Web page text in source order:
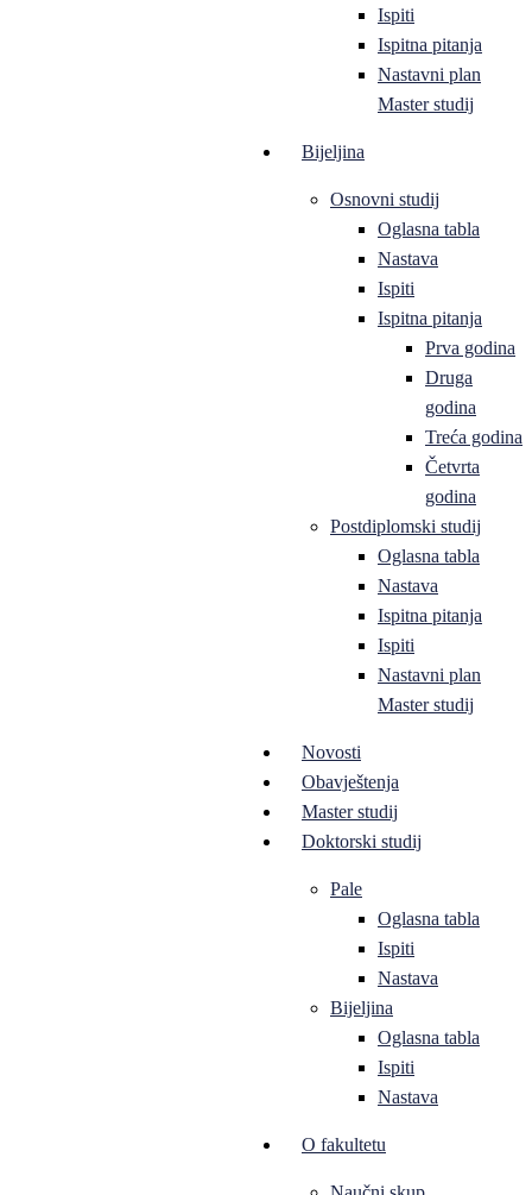
Ispiti
Ispitna pitanja
Nastavni plan
Master studij
Bijeljina
Osnovni studij
Oglasna tabla
Nastava
Ispiti
Ispitna pitanja
Prva godina
Druga
godina
Treća godina
Četvrta
godina
Postdiplomski studij
Oglasna tabla
Nastava
Ispitna pitanja
Ispiti
Nastavni plan
Master studij
Novosti
Obavještenja
Master studij
Doktorski studij
Pale
Oglasna tabla
Ispiti
Nastava
Bijeljina
Oglasna tabla
Ispiti
Nastava
O fakultetu